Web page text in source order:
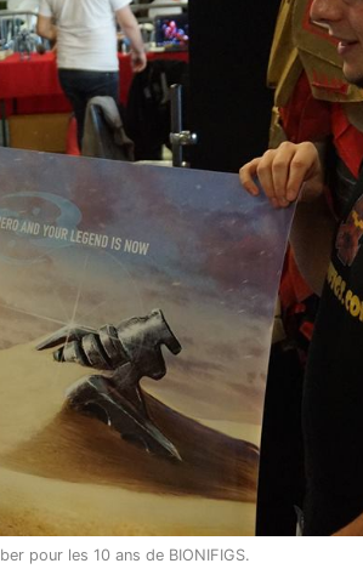
pour les 10 ans de BIONIFIGS.